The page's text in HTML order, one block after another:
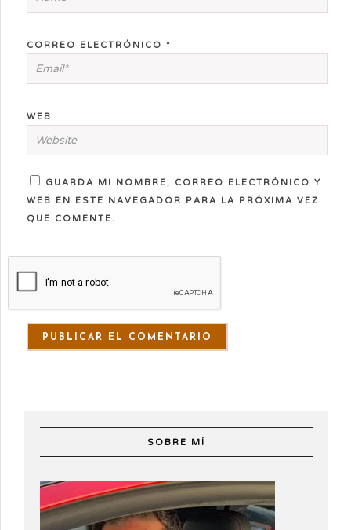
CORREO ELECTRÓNICO *
WEB
GUARDA MI NOMBRE, CORREO ELECTRÓNICO Y
WEB EN ESTE NAVEGADOR PARA LA PRÓXIMA VEZ
QUE COMENTE.
SOBRE MÍ